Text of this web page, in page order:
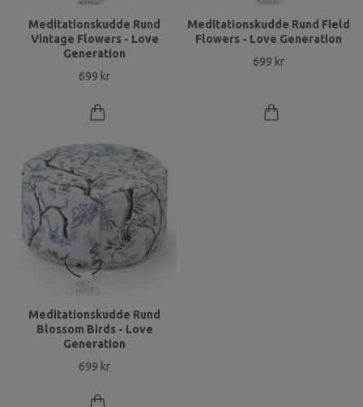
Meditationskudde Rund
Vintage Flowers - Love
Generation
699 kr
Meditationskudde Rund Field
Flowers - Love Generation
699 kr
Meditationskudde Rund
Blossom Birds - Love
Generation
699 kr